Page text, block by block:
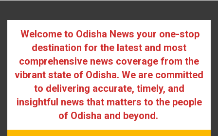
Welcome to Odisha News your one-stop
destination for the latest and most
comprehensive news coverage from the
vibrant state of Odisha. We are committed
to delivering accurate, timely, and
insightful news that matters to the people
of Odisha and beyond.